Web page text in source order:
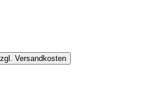
Versandkosten